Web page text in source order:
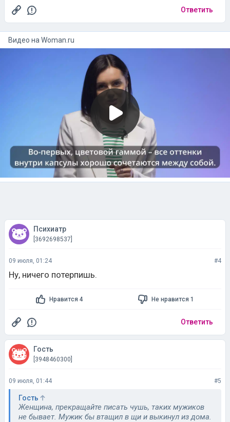
Ответить
Видео на woman.ru
Психиатр
[3692698537]
09 июля, 01:24 #4
Ну, ничего потерпишь.
Нравится 4 Не нравится 1
Ответить
Гость
[3948460300]
09 июля, 01:44 #5
Гость
Женщина, прекращайте писать чушь, таких мужиков
не бывает. Мужик бы втащил в щи и выкинул из дома.